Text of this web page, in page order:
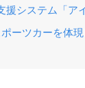
援システム「ア
ーツカーを体現